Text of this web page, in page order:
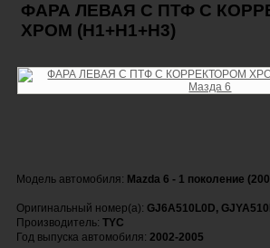
ФАРА ЛЕВАЯ С ПТФ С
ХРОМ (Н1+Н1+Н3)
Модель автомобиля: Mazda 6 - 1 поколение
Оригинальный номер(а): GJ6A510L0D,
Производитель: TYC
Год выпуска автомобиля: 2002-2005